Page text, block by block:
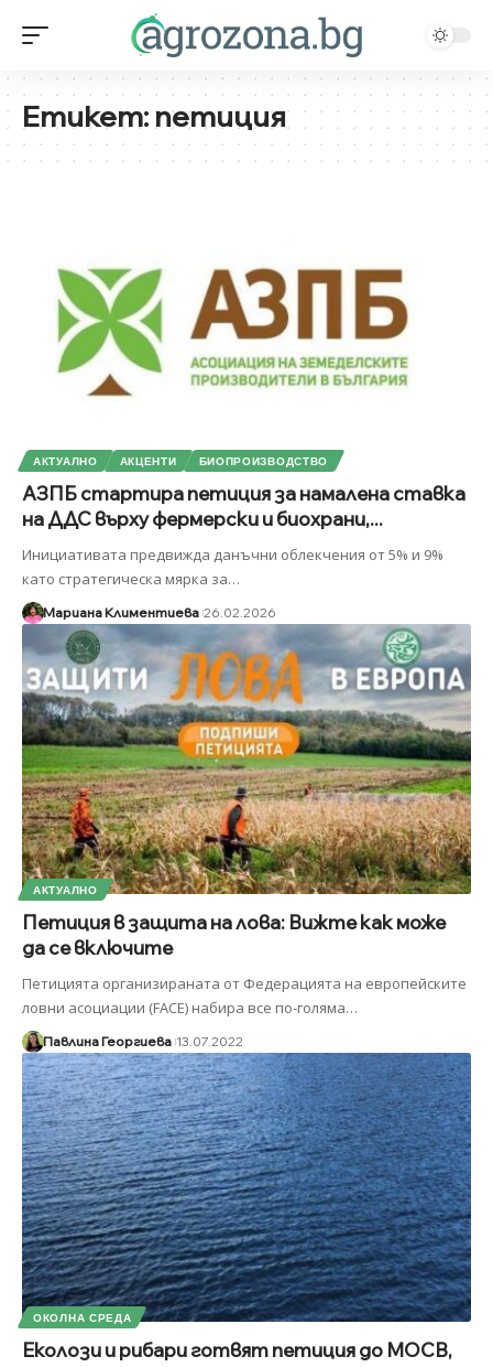
Етикет:петиция
АКТУАЛНО АКЦЕНТИ БИОПРОИЗВОДСТВО
АЗПБ стартира петиция за намалена ставка
на ДДС върху фермерски и биохрани,...
Инициативата предвижда данъчни облекчения от 5% и 9%
като стратегическа мярка за…
Мариана Климентиева 26.02.2026
АКТУАЛНО
Петиция в защита на лова: Вижте как може
да се включите
Петицията организираната от Федерацията на европейските
ловни асоциации (FACE) набира все по-голяма…
Павлина Георгиева 13.07.2022
ОКОЛНА СРЕДА
Еколози и рибари готвят петиция до МОСВ,